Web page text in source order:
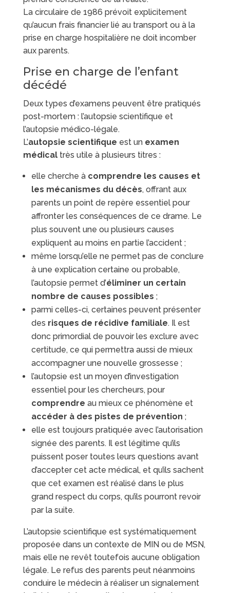
La circulaire de 1986 prévoit explicitement
qu’aucun frais financier lié au transport ou à la
prise en charge hospitalière ne doit incomber
aux parents.
Prise en charge de l’enfant
décédé
Deux types d’examens peuvent être pratiqués
post-mortem : l’autopsie scientifique et
l’autopsie médico-légale.
L’autopsie scientifique est un examen
médicaltrès utile à plusieurs titres :
elle cherche à comprendre les causes et
les mécanismes du décès, offrant aux
parents un point de repère essentiel pour
affronter les conséquences de ce drame. Le
plus souvent une ou plusieurs causes
expliquent au moins en partie l’accident ;
même lorsqu’elle ne permet pas de conclure
à une explication certaine ou probable,
l’autopsie permet d’éliminer un certain
nombre de causes possibles ;
parmi celles-ci, certaines peuvent présenter
des risques de récidive familiale. Il est
donc primordial de pouvoir les exclure avec
certitude, ce qui permettra aussi de mieux
accompagner une nouvelle grossesse ;
l’autopsie est un moyen d’investigation
essentiel pour les chercheurs, pour
comprendre au mieux ce phénomène et
accéder à des pistes de prévention ;
elle est toujours pratiquée avec l’autorisation
signée des parents. Il est légitime qu’ils
puissent poser toutes leurs questions avant
d’accepter cet acte médical, et qu’ils sachent
que cet examen est réalisé dans le plus
grand respect du corps, qu’ils pourront revoir
par la suite.
L’autopsie scientifique est systématiquement
proposée dans un contexte de MIN ou de MSN,
mais elle ne revêt toutefois aucune obligation
légale. Le refus des parents peut néanmoins
conduire le médecin à réaliser un signalement